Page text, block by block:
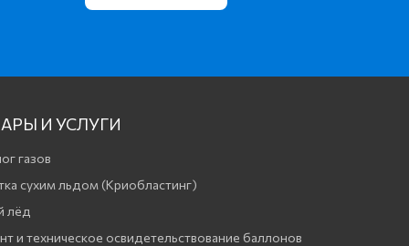
И УСЛУГИ
газов
сухим льдом (Криобластинг)
лёд
и техническое освидетельствование баллонов